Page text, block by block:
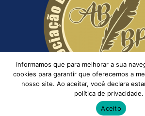
Informamos que para melhorar a sua
cookies para garantir que oferecemos a
nosso site. Ao aceitar, você declara
política de privacidade.
Aceito